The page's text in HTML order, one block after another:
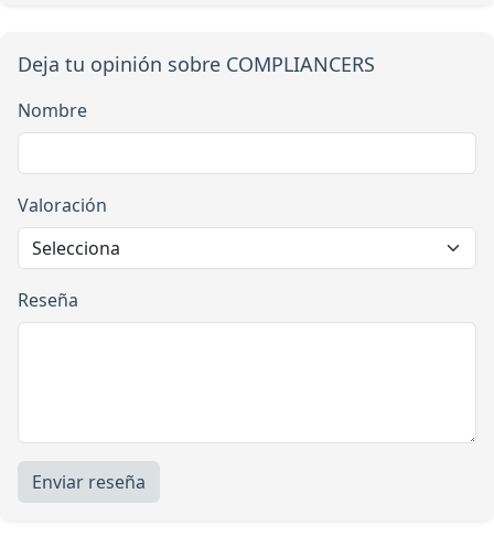
Deja tu opinión sobre COMPLIANCERS
Nombre
Valoración
Reseña
Enviar reseña